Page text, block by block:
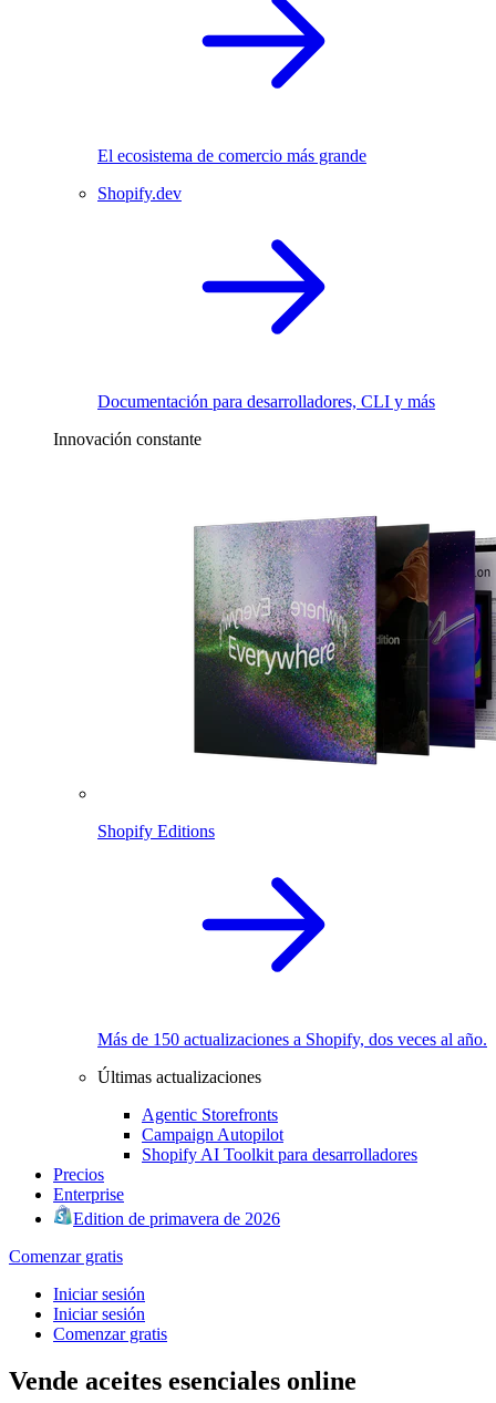
El ecosistema de comercio más grande
Shopify.dev
Documentación para desarrolladores, CLI y más
Innovación constante
Shopify Editions
Más de 150 actualizaciones a Shopify, dos veces al año.
Últimas actualizaciones
Agentic Storefronts
Campaign Autopilot
Shopify AI Toolkit para desarrolladores
Precios
Enterprise
Edition de primavera de 2026
Comenzar gratis
Iniciar sesión
Iniciar sesión
Comenzar gratis
Vende aceites esenciales online